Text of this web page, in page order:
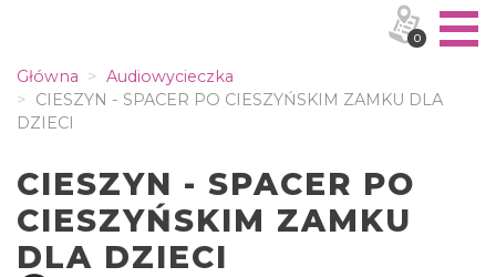
Główna
Audiowycieczka
CIESZYN - SPACER PO CIESZYŃSKIM ZAMKU DLA
DZIECI
CIESZYN - SPACER PO
CIESZYŃSKIM ZAMKU
DLA DZIECI
0